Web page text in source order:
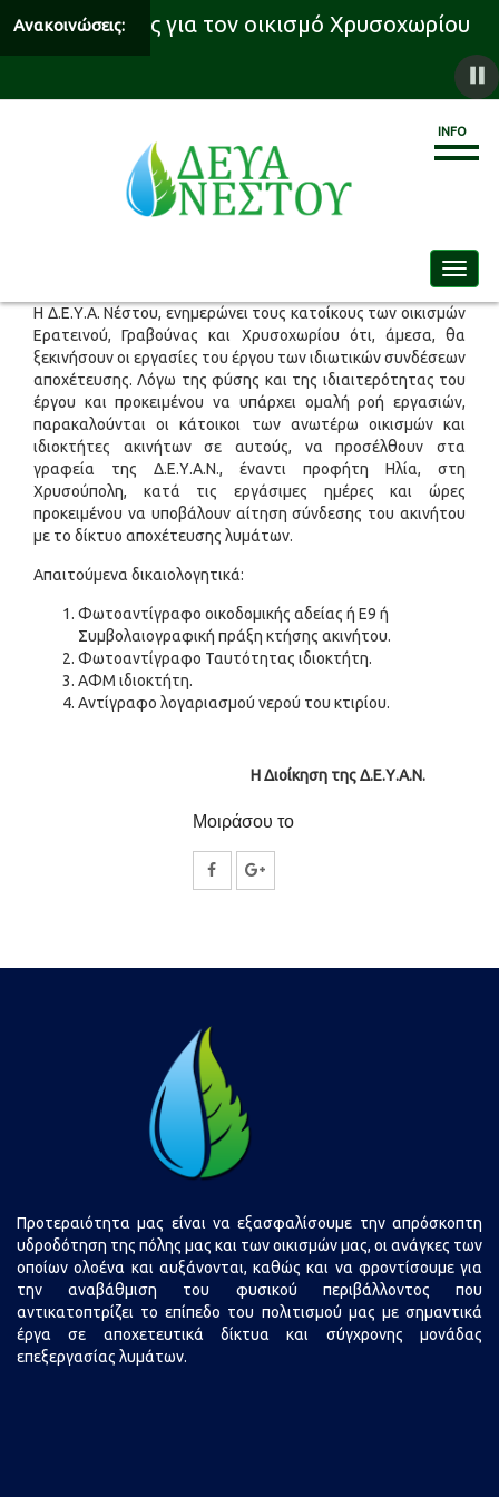
Ανακοινώσεις:
υδροδότησης για τον οικισμό Χρυσοχωρίου
INFO
Η Δ.Ε.Υ.Α. Νέστου, ενημερώνει τους κατοίκους των οικισμών
Ερατεινού, Γραβούνας και Χρυσοχωρίου ότι, άμεσα, θα
ξεκινήσουν οι εργασίες του έργου των ιδιωτικών συνδέσεων
αποχέτευσης. Λόγω της φύσης και της ιδιαιτερότητας του
έργου και προκειμένου να υπάρχει ομαλή ροή εργασιών,
παρακαλούνται οι κάτοικοι των ανωτέρω οικισμών και
ιδιοκτήτες ακινήτων σε αυτούς, να προσέλθουν στα
γραφεία της Δ.Ε.Υ.Α.Ν., έναντι προφήτη Ηλία, στη
Χρυσούπολη, κατά τις εργάσιμες ημέρες και ώρες
προκειμένου να υποβάλουν αίτηση σύνδεσης του ακινήτου
με το δίκτυο αποχέτευσης λυμάτων.
Απαιτούμενα δικαιολογητικά:
Φωτοαντίγραφο οικοδομικής αδείας ή Ε9 ή
Συμβολαιογραφική πράξη κτήσης ακινήτου.
Φωτοαντίγραφο Ταυτότητας ιδιοκτήτη.
ΑΦΜ ιδιοκτήτη.
Αντίγραφο λογαριασμού νερού του κτιρίου.
Η Διοίκηση της Δ.Ε.Υ.Α.Ν.
Μοιράσου το
ΚοινοποίησηΚοινοποίηση
Προτεραιότητα μας είναι να εξασφαλίσουμε την απρόσκοπτη
υδροδότηση της πόλης μας και των οικισμών μας, οι ανάγκες των
οποίων ολοένα και αυξάνονται, καθώς και να φροντίσουμε για
την αναβάθμιση του φυσικού περιβάλλοντος που
αντικατοπτρίζει το επίπεδο του πολιτισμού μας με σημαντικά
έργα σε αποχετευτικά δίκτυα και σύγχρονης μονάδας
επεξεργασίας λυμάτων.